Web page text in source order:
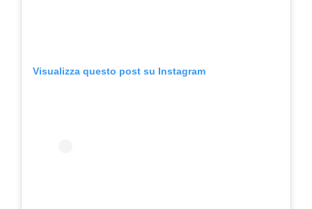
Visualizza questo post su Instagram